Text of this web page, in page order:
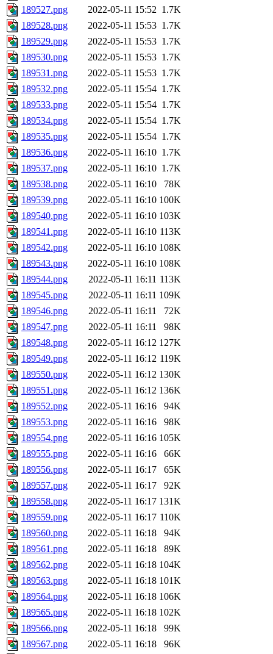
189527.png
2022-05-11 15:52 1.7K
189528.png
2022-05-11 15:53 1.7K
189529.png
2022-05-11 15:53 1.7K
189530.png
2022-05-11 15:53 1.7K
189531.png
2022-05-11 15:53 1.7K
189532.png
2022-05-11 15:54 1.7K
189533.png
2022-05-11 15:54 1.7K
189534.png
2022-05-11 15:54 1.7K
189535.png
2022-05-11 15:54 1.7K
189536.png
2022-05-11 16:10 1.7K
189537.png
2022-05-11 16:10 1.7K
189538.png
2022-05-11 16:10
78K
189539.png
2022-05-11 16:10 100K
189540.png
2022-05-11 16:10 103K
189541.png
2022-05-11 16:10 113K
189542.png
2022-05-11 16:10 108K
189543.png
2022-05-11 16:10 108K
189544.png
2022-05-11 16:11 113K
189545.png
2022-05-11 16:11 109K
189546.png
2022-05-11 16:11
72K
189547.png
2022-05-11 16:11
98K
189548.png
2022-05-11 16:12 127K
189549.png
2022-05-11 16:12 119K
189550.png
2022-05-11 16:12 130K
189551.png
2022-05-11 16:12 136K
189552.png
2022-05-11 16:16
94K
189553.png
2022-05-11 16:16
98K
189554.png
2022-05-11 16:16 105K
189555.png
2022-05-11 16:16
66K
189556.png
2022-05-11 16:17
65K
189557.png
2022-05-11 16:17
92K
189558.png
2022-05-11 16:17 131K
189559.png
2022-05-11 16:17 110K
189560.png
2022-05-11 16:18
94K
189561.png
2022-05-11 16:18
89K
189562.png
2022-05-11 16:18 104K
189563.png
2022-05-11 16:18 101K
189564.png
2022-05-11 16:18 106K
189565.png
2022-05-11 16:18 102K
189566.png
2022-05-11 16:18
99K
189567.png
2022-05-11 16:18
96K